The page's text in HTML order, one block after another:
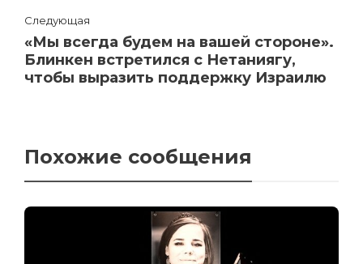
Следующая
«Мы всегда будем на вашей стороне».
Блинкен встретился с Нетаниягу,
чтобы выразить поддержку Израилю
Похожие сообщения